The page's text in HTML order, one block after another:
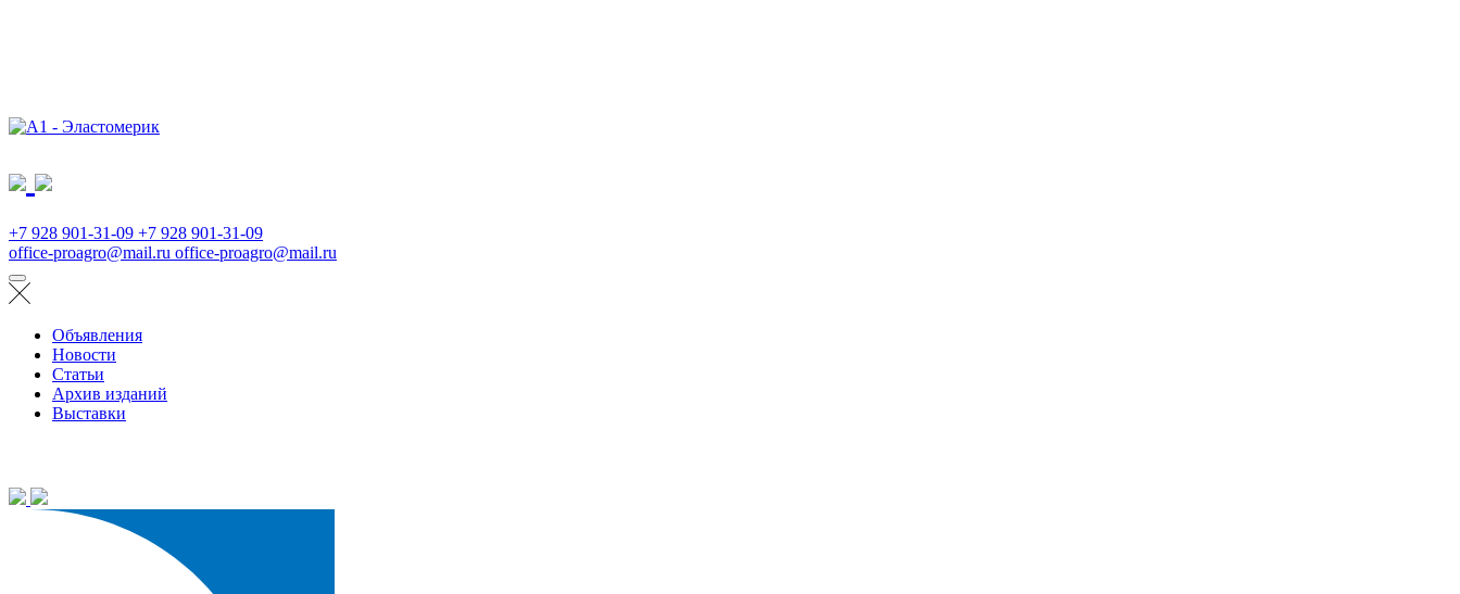
+7 928 901-31-09 +7 928 901-31-09
office-proagro@mail.ru office-proagro@mail.ru
Объявления
Новости
Статьи
Архив изданий
Выставки